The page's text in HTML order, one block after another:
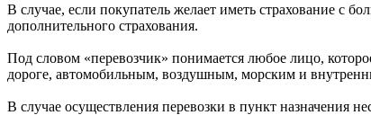
В случае, если покупатель желает иметь страхование с
дополнительного страхования.
Под словом «перевозчик» понимается любое лицо,
дороге, автомобильным, воздушным, морским и
В случае осуществления перевозки в пункт назначения